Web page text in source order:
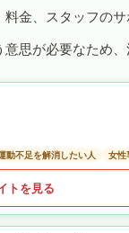
金、スタッフのサ
思が必要なため
動不足を解消したい人 女性
トを見る